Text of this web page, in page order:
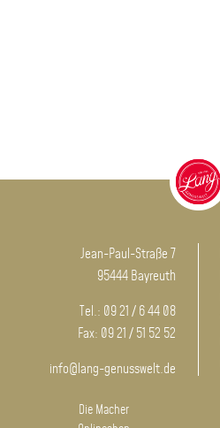
Jean-Paul-Straße 7
95444 Bayreuth
Tel.: 09 21 / 6 44 08
Fax: 09 21 / 51 52 52
info@lang-genusswelt.de
Die Macher